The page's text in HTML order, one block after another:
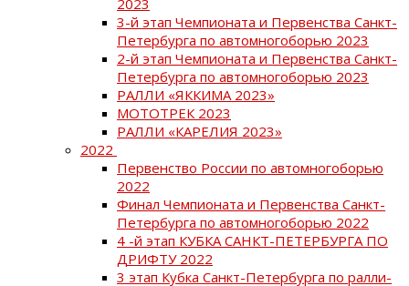
3-й этап Чемпионата и Первенства Санкт-
Петербурга по автомногоборью 2023
2-й этап Чемпионата и Первенства Санкт-
Петербурга по автомногоборью 2023
РАЛЛИ «ЯККИМА 2023»
МОТОТРЕК 2023
РАЛЛИ «КАРЕЛИЯ 2023»
2022
Первенство России по автомногоборью
2022
Финал Чемпионата и Первенства Санкт-
Петербурга по автомногоборью 2022
4 -й этап КУБКА САНКТ-ПЕТЕРБУРГА ПО
ДРИФТУ 2022
3 этап Кубка Санкт-Петербурга по ралли-